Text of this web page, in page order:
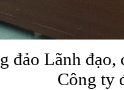
đảo Lãnh đạo,
Công ty